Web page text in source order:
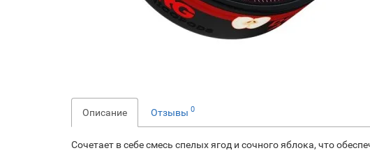
Описание Отзывы 0
Сочетает в себе смесь спелых ягод и сочного яблока, что